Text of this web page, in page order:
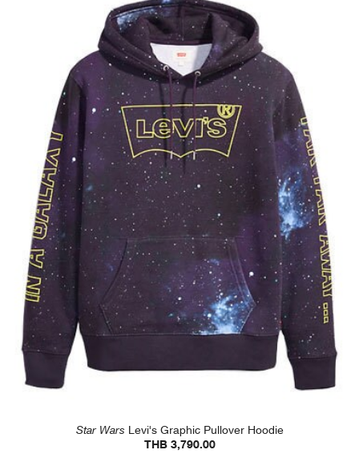
Star Wars Levi's Graphic Pullover Hoodie
THB 3,790.00